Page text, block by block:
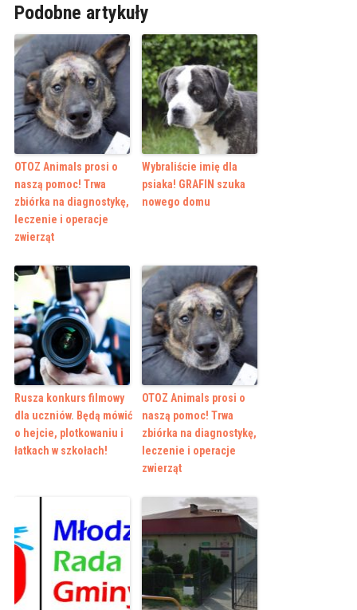
Podobne artykuły
OTOZ Animals prosi o
naszą pomoc! Trwa
zbiórka na diagnostykę,
leczenie i operacje
zwierząt
Wybraliście imię dla
psiaka! GRAFIN szuka
nowego domu
Rusza konkurs filmowy
dla uczniów. Będą mówić
o hejcie, plotkowaniu i
łatkach w szkołach!
OTOZ Animals prosi o
naszą pomoc! Trwa
zbiórka na diagnostykę,
leczenie i operacje
zwierząt